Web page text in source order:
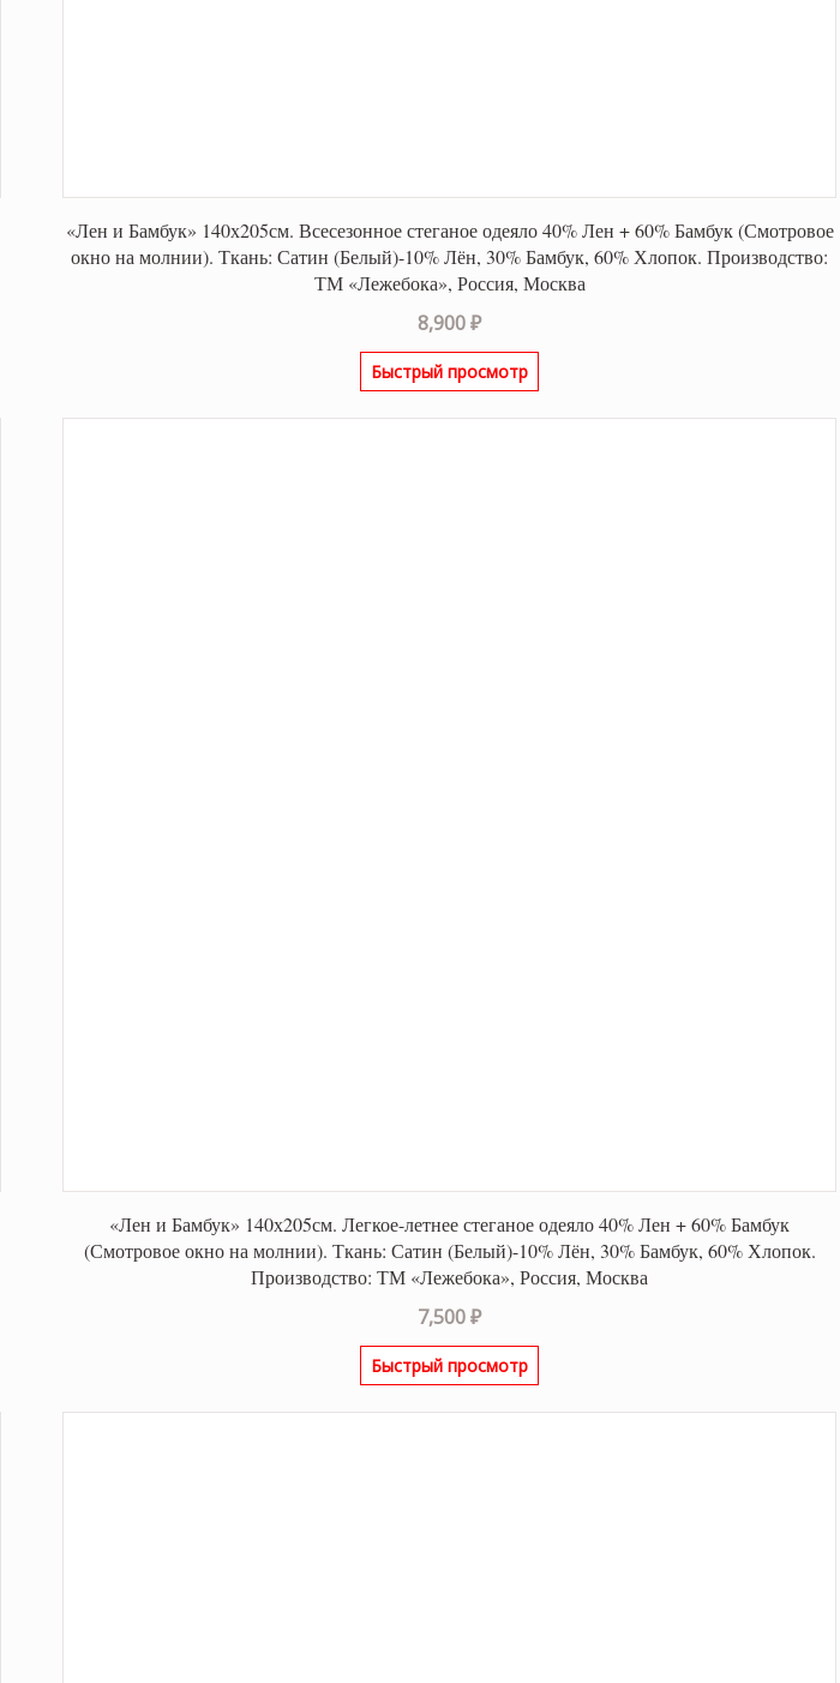
«Лен и Бамбук» 140х205см. Всесезонное стеганое одеяло 40% Лен + 60% Бамбук (Смотровое
окно на молнии). Ткань: Сатин (Белый)-10% Лён, 30% Бамбук, 60% Хлопок. Производство:
ТМ «Лежебока», Россия, Москва
8,900₽
Быстрый просмотр
«Лен и Бамбук» 140х205см. Легкое-летнее стеганое одеяло 40% Лен + 60% Бамбук
(Смотровое окно на молнии). Ткань: Сатин (Белый)-10% Лён, 30% Бамбук, 60% Хлопок.
Производство: ТМ «Лежебока», Россия, Москва
7,500₽
Быстрый просмотр